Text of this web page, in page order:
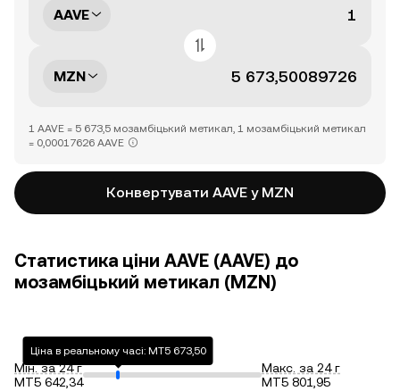
AAVE
MZN
1 AAVE = 5 673,5 мозамбіцький метикал, 1 мозамбіцький метикал
= 0,00017626 AAVE
Конвертувати AAVE у MZN
Статистика ціни AAVE (AAVE) до
мозамбіцький метикал (MZN)
Мін. за 24 г
MT5 642,34
Ціна в реальному часі: MT5 673,50
Макс. за 24 г
MT5 801,95